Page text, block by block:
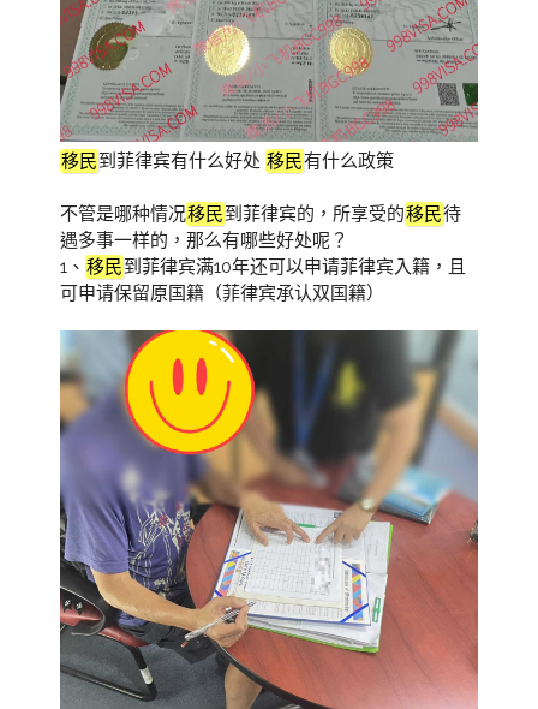
移民到菲律宾有什么好处 移民有什么政策
不管是哪种情况移民到菲律宾的，所享受的移民待
遇多事一样的，那么有哪些好处呢？
1、 移民到菲律宾满10年还可以申请菲律宾入籍，且
可申请保留原国籍（菲律宾承认双国籍）